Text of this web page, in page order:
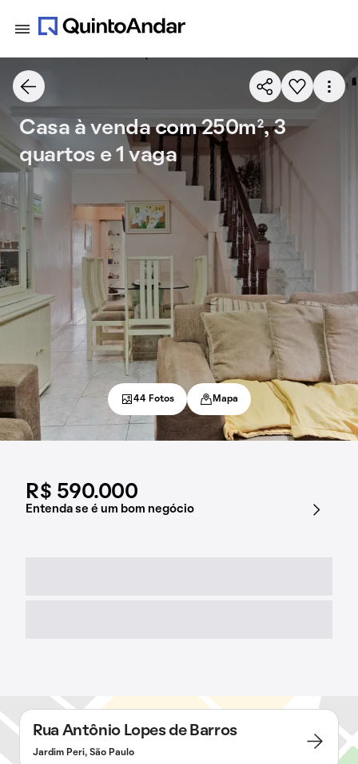
R$ 590.000
Entenda se é um bom negócio
Casa à venda com 250m², 3
quartos e 1 vaga
44 Fotos Mapa
Rua Antônio Lopes de Barros
Jardim Peri, São Paulo